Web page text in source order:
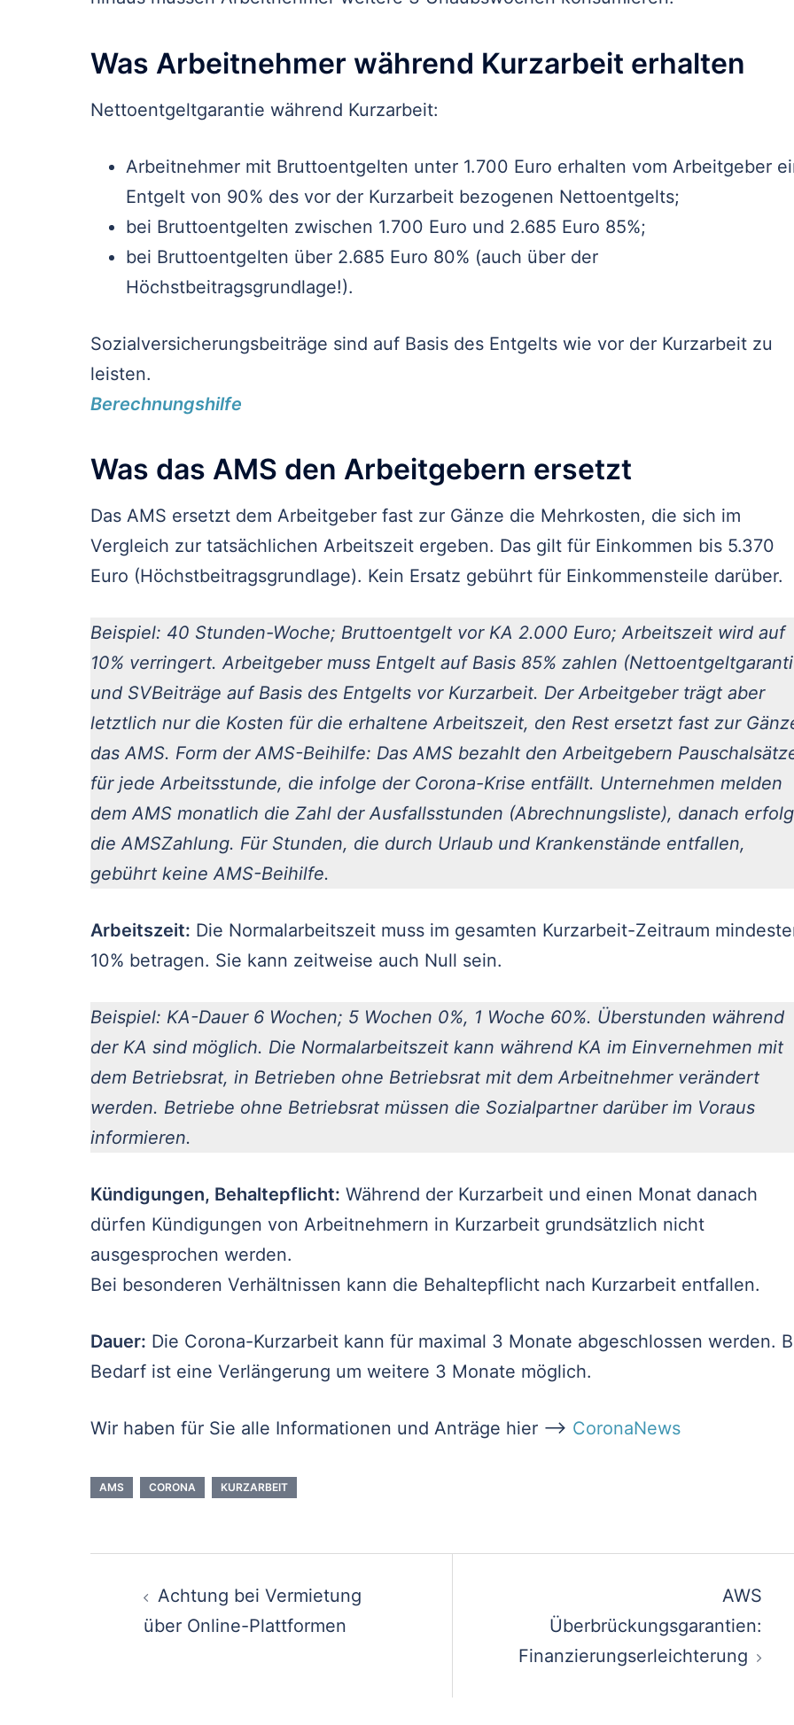
Was Arbeitnehmer während Kurzarbeit erhalten
Nettoentgeltgarantie während Kurzarbeit:
Arbeitnehmer mit Bruttoentgelten unter 1.700 Euro erhalten vom Arbeitgeber
Entgelt von 90% des vor der Kurzarbeit bezogenen Nettoentgelts;
bei Bruttoentgelten zwischen 1.700 Euro und 2.685 Euro 85%;
bei Bruttoentgelten über 2.685 Euro 80% (auch über der
Höchstbeitragsgrundlage!).
Sozialversicherungsbeiträge sind auf Basis des Entgelts wie vor der Kurzarbeit zu
leisten.
Berechnungshilfe
Was das AMS den Arbeitgebern ersetzt
Das AMS ersetzt dem Arbeitgeber fast zur Gänze die Mehrkosten, die sich im
Vergleich zur tatsächlichen Arbeitszeit ergeben. Das gilt für Einkommen bis 5.370
Euro (Höchstbeitragsgrundlage). Kein Ersatz gebührt für Einkommensteile darüber.
Beispiel: 40 Stunden-Woche; Bruttoentgelt vor KA 2.000 Euro; Arbeitszeit wird auf
10% verringert. Arbeitgeber muss Entgelt auf Basis 85% zahlen
und SVBeiträge auf Basis des Entgelts vor Kurzarbeit. Der Arbeitgeber trägt aber
letztlich nur die Kosten für die erhaltene Arbeitszeit, den Rest ersetzt fast zur
das AMS. Form der AMS-Beihilfe: Das AMS bezahlt den Arbeitgebern
für jede Arbeitsstunde, die infolge der Corona-Krise entfällt. Unternehmen melden
dem AMS monatlich die Zahl der Ausfallsstunden (Abrechnungsliste), danach
die AMSZahlung. Für Stunden, die durch Urlaub und Krankenstände entfallen,
gebührt keine AMS-Beihilfe.
Arbeitszeit: Die Normalarbeitszeit muss im gesamten Kurzarbeit-Zeitraum
10% betragen. Sie kann zeitweise auch Null sein.
Beispiel: KA-Dauer 6 Wochen; 5 Wochen 0%, 1 Woche 60%. Überstunden während
der KA sind möglich. Die Normalarbeitszeit kann während KA im Einvernehmen mit
dem Betriebsrat, in Betrieben ohne Betriebsrat mit dem Arbeitnehmer verändert
werden. Betriebe ohne Betriebsrat müssen die Sozialpartner darüber im Voraus
informieren.
Kündigungen, Behaltepflicht: Während der Kurzarbeit und einen Monat danach
dürfen Kündigungen von Arbeitnehmern in Kurzarbeit grundsätzlich nicht
ausgesprochen werden.
Bei besonderen Verhältnissen kann die Behaltepflicht nach Kurzarbeit entfallen.
Dauer: Die Corona-Kurzarbeit kann für maximal 3 Monate abgeschlossen werden.
Bedarf ist eine Verlängerung um weitere 3 Monate möglich.
Wir haben für Sie alle Informationen und Anträge hier –> CoronaNews
AMS CORONA KURZARBEIT
Achtung bei Vermietung
über Online-Plattformen
AWS
Überbrückungsgarantien:
Finanzierungserleichterung